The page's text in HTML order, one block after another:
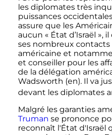
les diplomates très
puissances
assure que les
aucun « État d’Israël »,
ses nombreux
américaine et
et conseiller pour les
de la délégation
Wadsworth (en). Il va
devant les diplomates
Malgré les garanties
Truman se prononce
reconnaît l'État d'Israël